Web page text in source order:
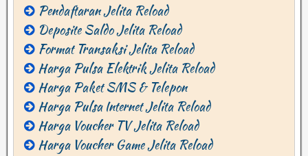
Pendaftaran Jelita Reload
Deposite Saldo Jelita Reload
Format Transaksi Jelita Reload
Harga Pulsa Elektrik Jelita Reload
Harga Paket SMS & Telepon
Harga Pulsa Internet Jelita Reload
Harga Voucher TV Jelita Reload
Harga Voucher Game Jelita Reload